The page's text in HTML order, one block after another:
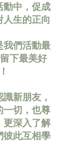
動中，促成
生的正向
我們活動最
下最美好
新朋友，
一切，也尊
更深入了解
彼此互相學